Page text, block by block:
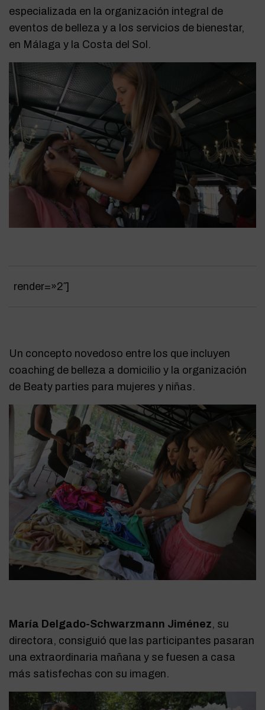
especializada en la organización integral de
eventos de belleza y a los servicios de bienestar,
en Málaga y la Costa del Sol.
render=»2″]
Un concepto novedoso entre los que incluyen
coaching de belleza a domicilio y la organización
de Beaty parties para mujeres y niñas.
María Delgado-Schwarzmann Jiménez, su
directora, consiguió que las participantes pasaran
una extraordinaria mañana y se fuesen a casa
más satisfechas con su imagen.